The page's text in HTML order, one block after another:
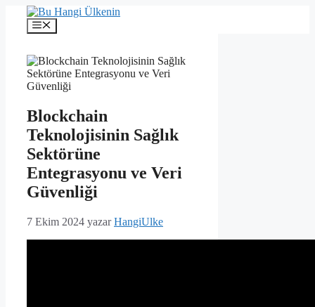
İçeriğe
Menü
Blockchain
Teknolojisinin Sağlık
Sektörüne
Entegrasyonu ve Veri
Güvenliği
7 Ekim 2024 yazarHangiUlke